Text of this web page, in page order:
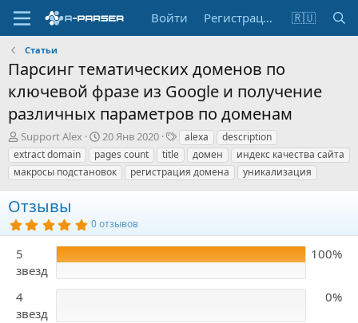
Войти Регистрация 🇷🇺
Статьи
Парсинг тематических доменов по
ключевой фразе из Google и получение
различных параметров по доменам
А
в
т
о
р
Support Alex
Д
а
т
а
с
з
д
а
н
и
20 Янв 2020
Т
е
г
и
alexa
description
extract domain
pages count title домен
индекс качества сайта
макросы подстановок
регистрация домена уникализация
Отзывы
5
,
0
0
з
в
ё
0 отзывов
5
звезд
100%
4
звезд
0%